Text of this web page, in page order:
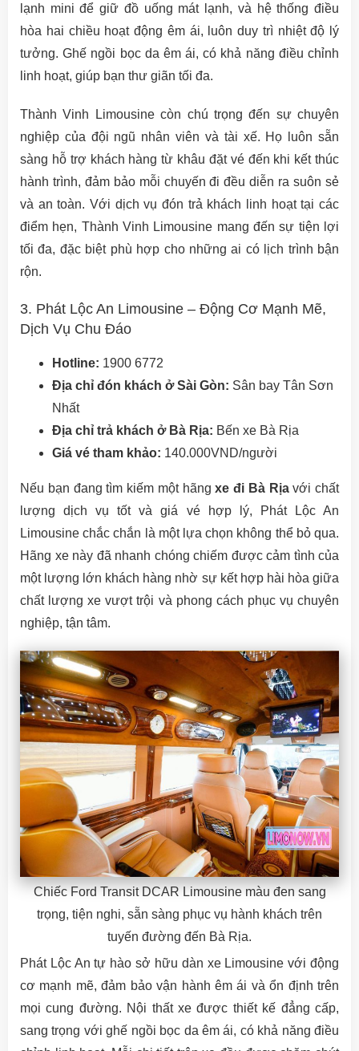
lạnh mini để giữ đồ uống mát lạnh, và hệ thống điều
hòa hai chiều hoạt động êm ái, luôn duy trì nhiệt độ lý
tưởng. Ghế ngồi bọc da êm ái, có khả năng điều chỉnh
linh hoạt, giúp bạn thư giãn tối đa.
Thành Vinh Limousine còn chú trọng đến sự chuyên
nghiệp của đội ngũ nhân viên và tài xế. Họ luôn sẵn
sàng hỗ trợ khách hàng từ khâu đặt vé đến khi kết thúc
hành trình, đảm bảo mỗi chuyến đi đều diễn ra suôn sẻ
và an toàn. Với dịch vụ đón trả khách linh hoạt tại các
điểm hẹn, Thành Vinh Limousine mang đến sự tiện lợi
tối đa, đặc biệt phù hợp cho những ai có lịch trình bận
rộn.
3. Phát Lộc An Limousine – Động Cơ Mạnh Mẽ,
Dịch Vụ Chu Đáo
Hotline: 1900 6772
Địa chỉ đón khách ở Sài Gòn: Sân bay Tân Sơn
Nhất
Địa chỉ trả khách ở Bà Rịa: Bến xe Bà Rịa
Giá vé tham khảo: 140.000VND/người
Nếu bạn đang tìm kiếm một hãngxe đi Bà Rịavới chất
lượng dịch vụ tốt và giá vé hợp lý, Phát Lộc An
Limousine chắc chắn là một lựa chọn không thể bỏ qua.
Hãng xe này đã nhanh chóng chiếm được cảm tình của
một lượng lớn khách hàng nhờ sự kết hợp hài hòa giữa
chất lượng xe vượt trội và phong cách phục vụ chuyên
nghiệp, tận tâm.
Chiếc Ford Transit DCAR Limousine màu đen sang
trọng, tiện nghi, sẵn sàng phục vụ hành khách trên
tuyến đường đến Bà Rịa.
Phát Lộc An tự hào sở hữu dàn xe Limousine với động
cơ mạnh mẽ, đảm bảo vận hành êm ái và ổn định trên
mọi cung đường. Nội thất xe được thiết kế đẳng cấp,
sang trọng với ghế ngồi bọc da êm ái, có khả năng điều